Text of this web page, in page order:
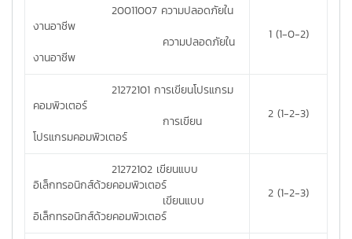
20011007 ความปลอดภัยใน
งานอาชีพ
ความปลอดภัยใน
งานอาชีพ
1 (1-0-2)
21272101 การเขียนโปรแกรม
คอมพิวเตอร์
การเขียน
โปรแกรมคอมพิวเตอร์
2 (1-2-3)
21272102 เขียนแบบ
อิเล็กทรอนิกส์ด้วยคอมพิวเตอร์
เขียนแบบ
อิเล็กทรอนิกส์ด้วยคอมพิวเตอร์
2 (1-2-3)